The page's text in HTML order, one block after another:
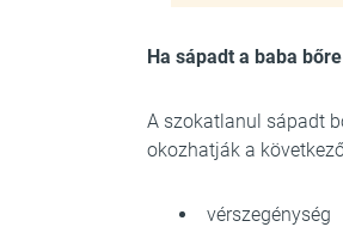
Ha sápadt a baba bőre
A szokatlanul sápadt
okozhatják a
vérszegénység